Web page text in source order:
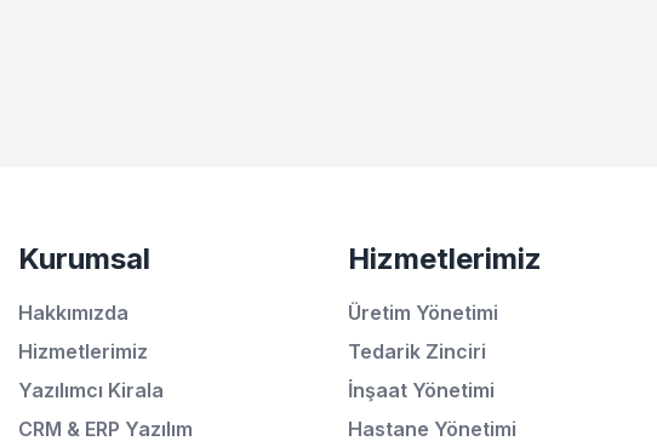
Kurumsal
Hakkımızda
Hizmetlerimiz
Yazılımcı Kirala
CRM & ERP Yazılım
Hizmetlerimiz
Üretim Yönetimi
Tedarik Zinciri
İnşaat Yönetimi
Hastane Yönetimi